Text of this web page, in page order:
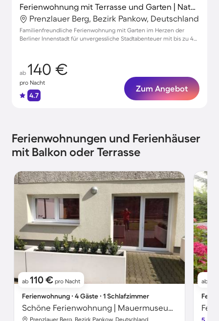
Ferienwohnung mit Terrasse und Garten | Naturblick | Perfekt für die Arbeit von Zuhause
Prenzlauer Berg, Bezirk Pankow, Deutschland
Familienfreundliche Ferienwohnung mit Garten im Herzen der
Berliner Innenstadt für unvergessliche Stadtabenteuer mit bis zu 4
ab 140 €
pro Nacht
4.7
Zum Angebot
Ferienwohnungen und Ferienhäuser
mit Balkon oder Terrasse
ab 110 € pro Nacht
Ferienwohnung ∙ 4 Gäste ∙ 1 Schlafzimmer
Schöne Ferienwohnung | Mauermuseum-Nähe
Prenzlauer Berg, Bezirk Pankow, Deutschland
ab